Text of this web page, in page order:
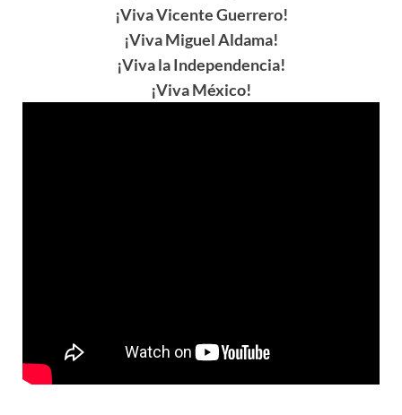
¡Viva Vicente Guerrero!
¡Viva Miguel Aldama!
¡Viva la Independencia!
¡Viva México!